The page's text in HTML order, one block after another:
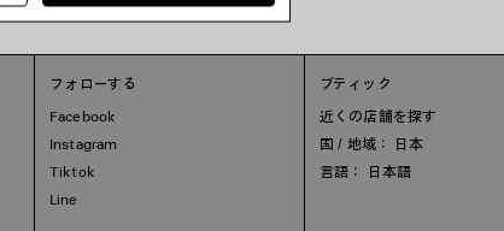
フォローする
Facebook
Instagram
Tiktok
Line
ブティック
近くの店舗を探す
国 / 地域： 日本
言語： 日本語